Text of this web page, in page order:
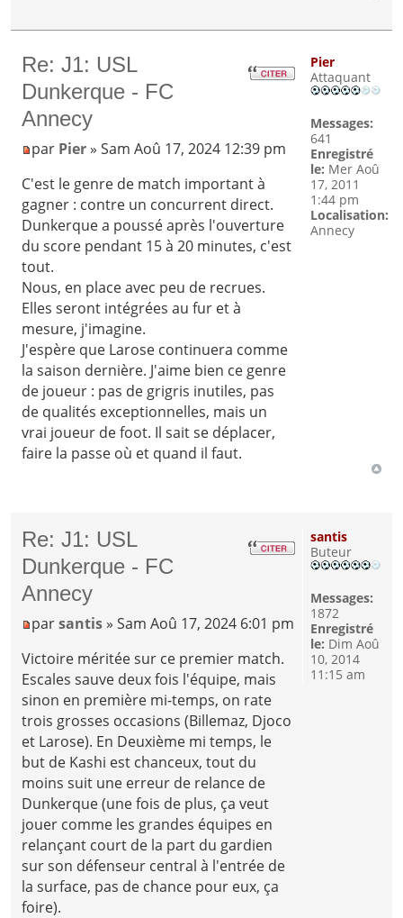
Re: J1: USL
Dunkerque - FC
Annecy
par Pier» Sam Aoû 17, 2024 12:39 pm
C'est le genre de match important à
gagner : contre un concurrent direct.
Dunkerque a poussé après l'ouverture
du score pendant 15 à 20 minutes, c'est
tout.
Nous, en place avec peu de recrues.
Elles seront intégrées au fur et à
mesure, j'imagine.
J'espère que Larose continuera comme
la saison dernière. J'aime bien ce genre
de joueur : pas de grigris inutiles, pas
de qualités exceptionnelles, mais un
vrai joueur de foot. Il sait se déplacer,
faire la passe où et quand il faut.
Pier
Attaquant
Messages:
641
Enregistré
le: Mer Aoû
17, 2011
1:44 pm
Localisation:
Annecy
Re: J1: USL
Dunkerque - FC
Annecy
parsantis » Sam Aoû 17, 2024 6:01 pm
Victoire méritée sur ce premier match.
Escales sauve deux fois l'équipe, mais
sinon en première mi-temps, on rate
trois grosses occasions (Billemaz, Djoco
et Larose). En Deuxième mi temps, le
but de Kashi est chanceux, tout du
moins suit une erreur de relance de
Dunkerque (une fois de plus, ça veut
jouer comme les grandes équipes en
relançant court de la part du gardien
sur son défenseur central à l'entrée de
la surface, pas de chance pour eux, ça
foire).
santis
Buteur
Messages:
1872
Enregistré
le: Dim Aoû
10, 2014
11:15 am